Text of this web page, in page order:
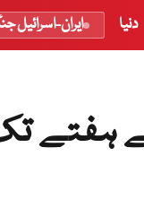
دنیا ایران-اسرائیل
ہفتے